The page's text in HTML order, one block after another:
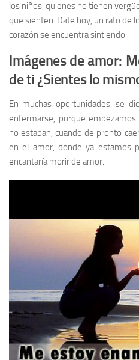
los niños, quienes no tienen
que sienten. Date hoy, un rato de
corazón se encuentra sintiendo.
Imágenes de amor:
de ti ¿Sientes lo
En muchas oportunidades, se
enfermarse, porque
no estaban, cuando de pronto
en el amor, donde ya estamos
encantaría morir de amor.